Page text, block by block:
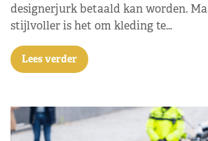
designerjurk betaald kan worden.
stijlvoller is het om kleding te…
Lees verder